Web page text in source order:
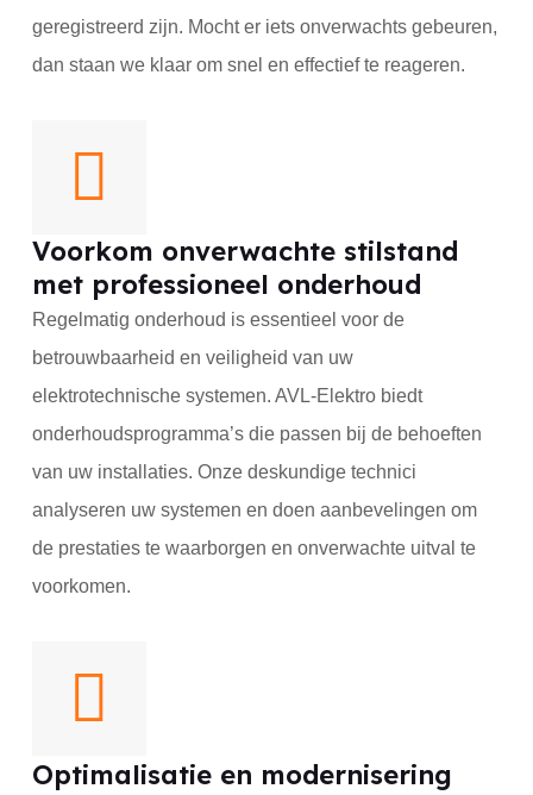
geregistreerd zijn. Mocht er iets onverwachts gebeuren,
dan staan we klaar om snel en effectief te reageren.
Voorkom onverwachte stilstand
met professioneel onderhoud
Regelmatig onderhoud is essentieel voor de
betrouwbaarheid en veiligheid van uw
elektrotechnische systemen. AVL-Elektro biedt
onderhoudsprogramma’s die passen bij de behoeften
van uw installaties. Onze deskundige technici
analyseren uw systemen en doen aanbevelingen om
de prestaties te waarborgen en onverwachte uitval te
voorkomen.
Optimalisatie en modernisering